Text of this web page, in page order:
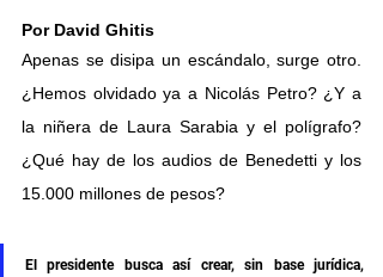
Por David Ghitis
Apenas se disipa un escándalo, surge otro.
¿Hemos olvidado ya a Nicolás Petro? ¿Y a
la niñera de Laura Sarabia y el polígrafo?
¿Qué hay de los audios de Benedetti y los
15.000 millones de pesos?
El presidente busca así crear, sin base jurídica,